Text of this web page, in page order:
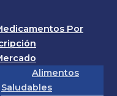
Por
Alimentos
Saludables